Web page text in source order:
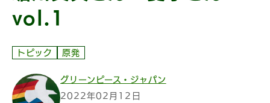
vol.1
トピック 原発
グリーンピース・ジャパン
2022年02月12日